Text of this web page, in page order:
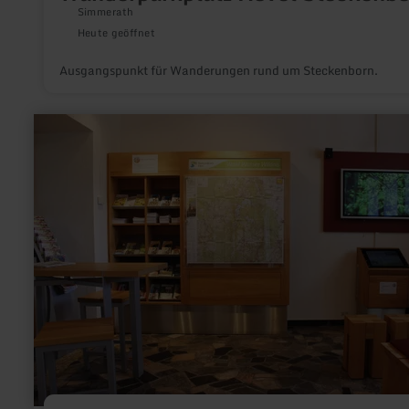
Simmerath
Heute geöffnet
Ausgangspunkt für Wanderungen rund um Steckenborn.
Mokka)